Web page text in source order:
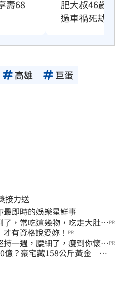
壽68
肥大叔46歲
過車禍死劫
高雄
巨蛋
接力送
即時的娛樂星鮮事
，常吃這幾物，吃走大肚
PR
有資格說愛妳！ PR
一週，腰細了，瘦到你懷疑PR
億？豪宅藏158公斤黃金 李